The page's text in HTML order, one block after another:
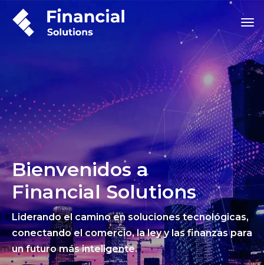
Bienvenidos a
Financial Solutions
Liderando el camino en soluciones tecnológicas,
conectando el comercio, la ley y las finanzas para
un futuro más inteligente.